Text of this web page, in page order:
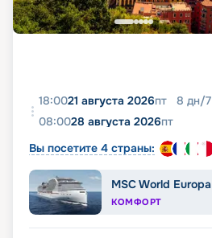
18:0021 августа 2026пт 8 дн/7
08:0028 августа 2026пт
Вы посетите 4 страны:
MSC World Europa
КОМФОРТ